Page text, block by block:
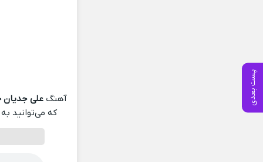
پست بعدی آهنگ علی جدیان
که می‌توانید